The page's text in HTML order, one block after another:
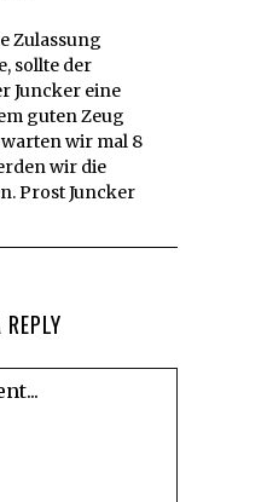
Zulassung
sollte der
Juncker eine
guten Zeug
wir mal 8
wir die
Prost Juncker